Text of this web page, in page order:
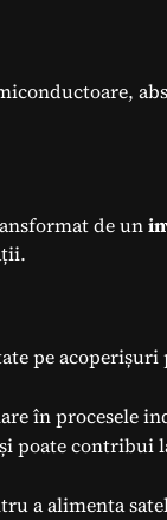
de un
pe acoperișuri
în procesele
poate contribui
a alimenta